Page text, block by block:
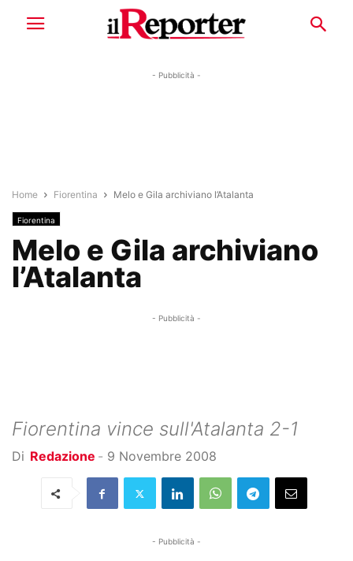
- Pubblicità -
Home Fiorentina Melo e Gila archiviano l’Atalanta
Fiorentina
Melo e Gila archiviano
l’Atalanta
- Pubblicità -
Fiorentina vince sull'Atalanta 2-1
Di Redazione - 9 Novembre 2008
- Pubblicità -